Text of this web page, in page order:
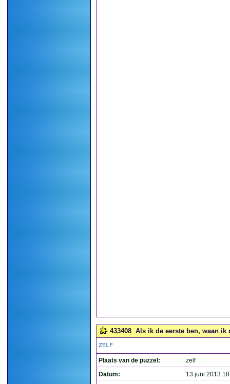
433408 Als ik de eerste ben, waan ik
ZELF
Plaats van de puzzel:
zelf
Datum:
13 juni 2013